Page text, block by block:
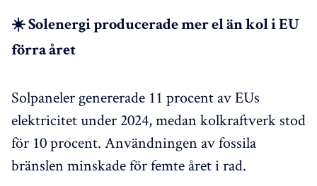
☀️ Solenergi producerade mer el än kol i EU
förra året
Solpaneler genererade 11 procent av EUs
elektricitet under 2024, medan kolkraftverk stod
för 10 procent. Användningen av fossila
bränslen minskade för femte året i rad.